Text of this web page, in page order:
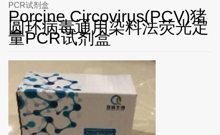
PCR试剂盒
Porcine Circovirus(PCV)猪
圆环病毒通用染料法荧光定
量PCR试剂盒